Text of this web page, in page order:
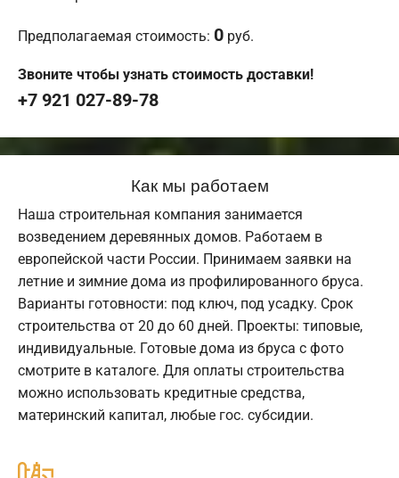
Предполагаемая стоимость: 0 руб.
Звоните чтобы узнать стоимость доставки!
+7 921 027-89-78
Как мы работаем
Наша строительная компания занимается
возведением деревянных домов. Работаем в
европейской части России. Принимаем заявки на
летние и зимние дома из профилированного бруса.
Варианты готовности: под ключ, под усадку. Срок
строительства от 20 до 60 дней. Проекты: типовые,
индивидуальные. Готовые дома из бруса с фото
смотрите в каталоге. Для оплаты строительства
можно использовать кредитные средства,
материнский капитал, любые гос. субсидии.